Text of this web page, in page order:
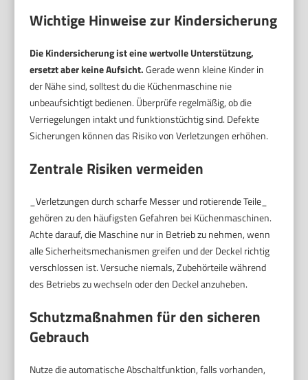
Wichtige Hinweise zur Kindersicherung
Die Kindersicherung ist eine wertvolle Unterstützung,
ersetzt aber keine Aufsicht.Gerade wenn kleine Kinder in
der Nähe sind, solltest du die Küchenmaschine nie
unbeaufsichtigt bedienen. Überprüfe regelmäßig, ob die
Verriegelungen intakt und funktionstüchtig sind. Defekte
Sicherungen können das Risiko von Verletzungen erhöhen.
Zentrale Risiken vermeiden
_Verletzungen durch scharfe Messer und rotierende Teile_
gehören zu den häufigsten Gefahren bei Küchenmaschinen.
Achte darauf, die Maschine nur in Betrieb zu nehmen, wenn
alle Sicherheitsmechanismen greifen und der Deckel richtig
verschlossen ist. Versuche niemals, Zubehörteile während
des Betriebs zu wechseln oder den Deckel anzuheben.
Schutzmaßnahmen für den sicheren
Gebrauch
Nutze die automatische Abschaltfunktion, falls vorhanden,